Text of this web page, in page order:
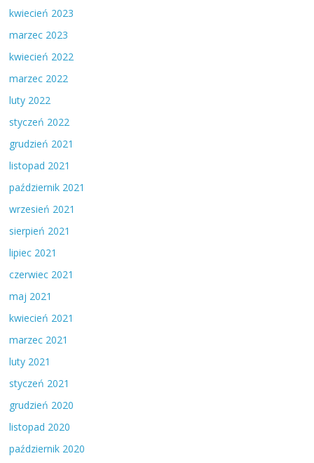
kwiecień 2023
marzec 2023
kwiecień 2022
marzec 2022
luty 2022
styczeń 2022
grudzień 2021
listopad 2021
październik 2021
wrzesień 2021
sierpień 2021
lipiec 2021
czerwiec 2021
maj 2021
kwiecień 2021
marzec 2021
luty 2021
styczeń 2021
grudzień 2020
listopad 2020
październik 2020